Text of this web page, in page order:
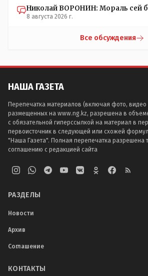
Николай ВОРОНИН: Мораль сей
8 августа 2026 г.
Все обсуждения
НАША ГАЗЕТА
Перепечатка материалов (включая фото,
размещенных на www.ng.kz, разрешена в
с обязательной гиперссылкой на материал в
первоисточник в следующей или схожей
"Наша Газета". Полная перепечатка разрешена
соглашению с редакцией сайта
РАЗДЕЛЫ
Новости
Архив
Соглашение
КОНТАКТЫ